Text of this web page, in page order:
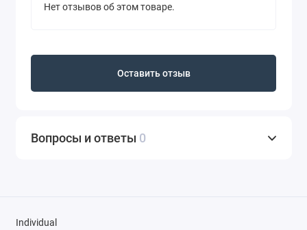
Нет отзывов об этом товаре.
Оставить отзыв
Вопросы и ответы 0
Individual